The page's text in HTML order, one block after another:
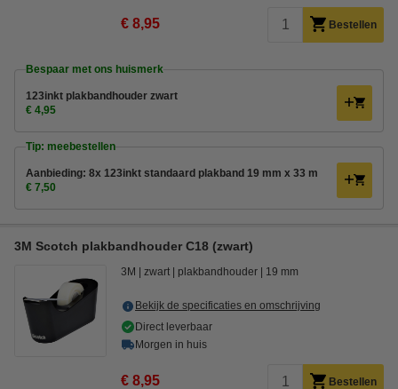
€ 8,95 Bestellen
Bespaar met ons huismerk
123inkt plakbandhouder zwart
€ 4,95
Tip: meebestellen
Aanbieding: 8x 123inkt standaard plakband 19 mm x 33 m
€ 7,50
3M Scotch plakbandhouder C18 (zwart)
3M zwart plakbandhouder 19 mm
Bekijk de specificaties en omschrijving
Direct leverbaar
Morgen in huis
€ 8,95 Bestellen